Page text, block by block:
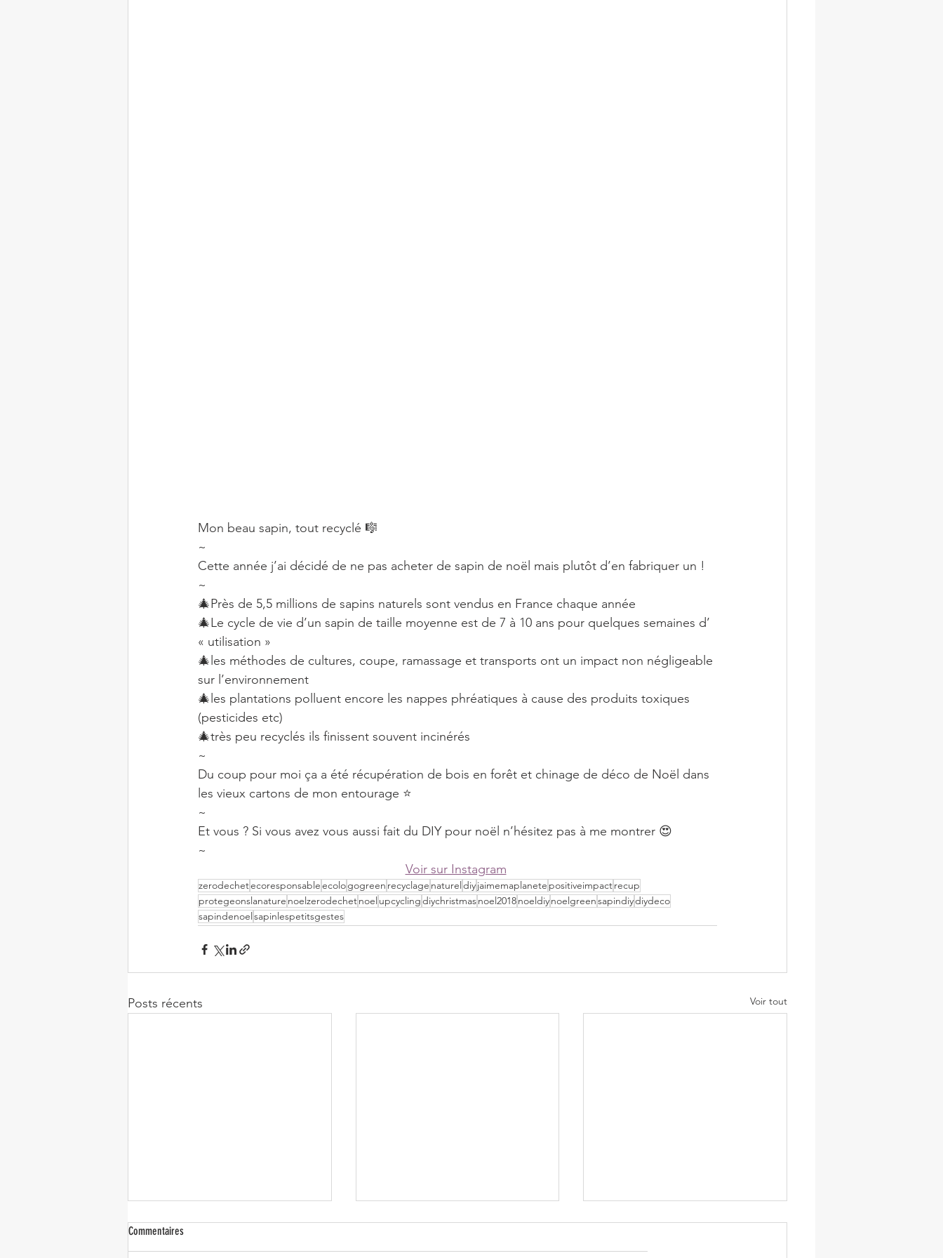
Mon beau sapin, tout recyclé 🎼
~
Cette année j’ai décidé de ne pas acheter de sapin de noël mais plutôt d’en fabriquer un !
~
🎄Près de 5,5 millions de sapins naturels sont vendus en France chaque année
🎄Le cycle de vie d’un sapin de taille moyenne est de 7 à 10 ans pour quelques semaines d’
« utilisation »
🎄les méthodes de cultures, coupe, ramassage et transports ont un impact non négligeable
sur l’environnement
🎄les plantations polluent encore les nappes phréatiques à cause des produits toxiques
(pesticides etc)
🎄très peu recyclés ils finissent souvent incinérés
~
Du coup pour moi ça a été récupération de bois en forêt et chinage de déco de Noël dans
les vieux cartons de mon entourage ⭐️
~
Et vous ? Si vous avez vous aussi fait du DIY pour noël n’hésitez pas à me montrer 😍
~
Voir sur Instagram
zerodechetecoresponsableecologogreen recyclage natureldiyjaimemaplanete positiveimpactrecup
protegeonslanature noelzerodechetnoel upcyclingdiychristmasnoel2018noeldiynoelgreensapindiydiydeco
sapindenoelsapinlespetitsgestes
Posts récents Voir tout
Commentaires